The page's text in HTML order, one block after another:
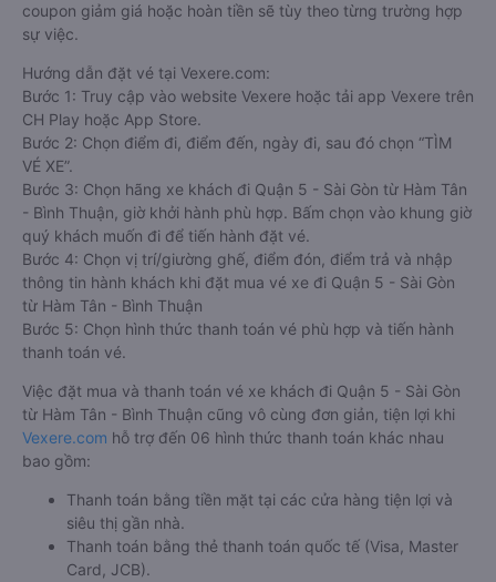
coupon giảm giá hoặc hoàn tiền sẽ tùy theo từng trường hợp
sự việc.
Hướng dẫn đặt vé tại Vexere.com:
Bước 1: Truy cập vào website Vexere hoặc tải app Vexere trên
CH Play hoặc App Store.
Bước 2: Chọn điểm đi, điểm đến, ngày đi, sau đó chọn “TÌM
VÉ XE”.
Bước 3: Chọn hãng xe khách đi Quận 5 - Sài Gòn từ Hàm Tân
- Bình Thuận, giờ khởi hành phù hợp. Bấm chọn vào khung giờ
quý khách muốn đi để tiến hành đặt vé.
Bước 4: Chọn vị trí/giường ghế, điểm đón, điểm trả và nhập
thông tin hành khách khi đặt mua vé xe đi Quận 5 - Sài Gòn
từ Hàm Tân - Bình Thuận
Bước 5: Chọn hình thức thanh toán vé phù hợp và tiến hành
thanh toán vé.
Việc đặt mua và thanh toán vé xe khách đi Quận 5 - Sài Gòn
từ Hàm Tân - Bình Thuận cũng vô cùng đơn giản, tiện lợi khi
Vexere.com hỗ trợ đến 06 hình thức thanh toán khác nhau
bao gồm:
Thanh toán bằng tiền mặt tại các cửa hàng tiện lợi và
siêu thị gần nhà.
Thanh toán bằng thẻ thanh toán quốc tế (Visa, Master
Card, JCB).